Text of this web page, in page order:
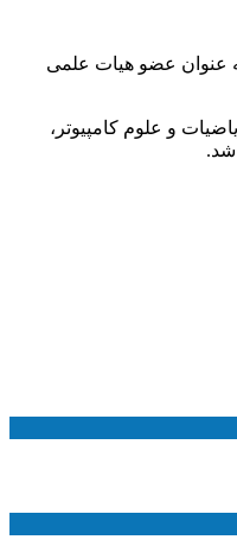
عنوان عضو هیات علمی
از متقاضیان واجد شرایط در گروه‌های ریاضیات و علوم کامپیوتر،
شد.